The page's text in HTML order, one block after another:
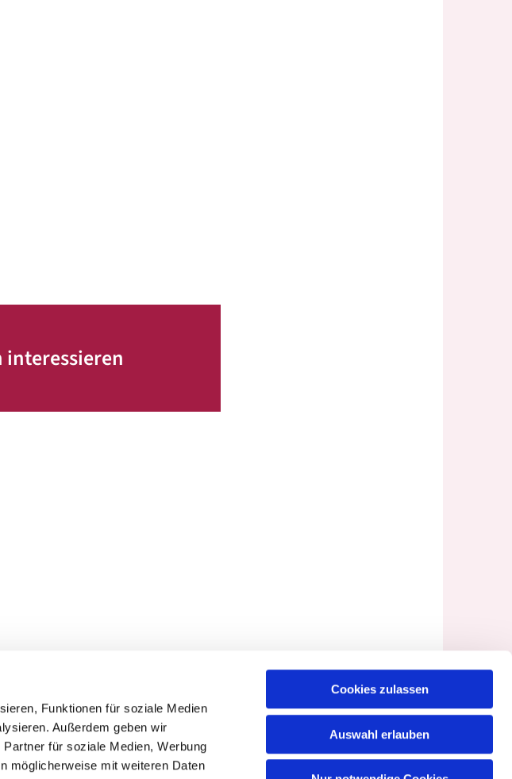
Funktionen für soziale Medien
Außerdem geben wir
für soziale Medien, Werbung
möglicherweise mit weiteren Daten
Cookies zulassen
Auswahl erlauben
interessieren
Datenschutz